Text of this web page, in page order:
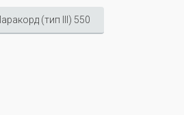
(тип III) 550